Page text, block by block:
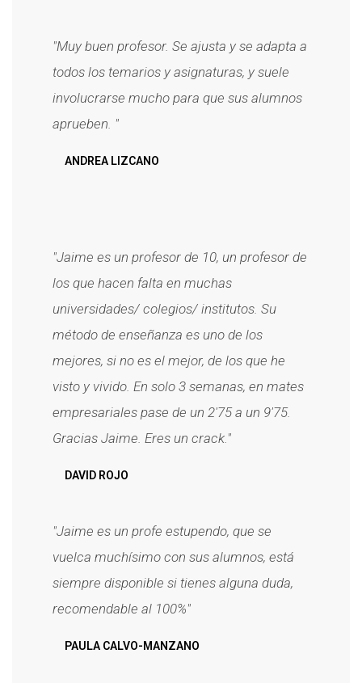
"Muy buen profesor. Se ajusta y se adapta a
todos los temarios y asignaturas, y suele
involucrarse mucho para que sus alumnos
aprueben. "
ANDREA LIZCANO
"Jaime es un profesor de 10, un profesor de
los que hacen falta en muchas
universidades/ colegios/ institutos. Su
método de enseñanza es uno de los
mejores, si no es el mejor, de los que he
visto y vivido. En solo 3 semanas, en mates
empresariales pase de un 2'75 a un 9'75.
Gracias Jaime. Eres un crack."
DAVID ROJO
"Jaime es un profe estupendo, que se
vuelca muchísimo con sus alumnos, está
siempre disponible si tienes alguna duda,
recomendable al 100%"
PAULA CALVO-MANZANO